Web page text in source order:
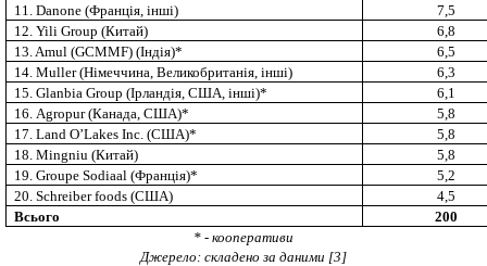
11.Danone (Франція, інші)
7,5
12. Yili Group (Китай)
6,8
13. Amul (GCMMF) (Індія)*
6,5
14.Muller(Німеччина, Великобританія, інші)
6,3
15.Glanbia Group (Ірландія, США, інші)*
6,1
16. Agropur(Канада, США)*
5,8
17. Land O’Lakes Inc. (США)*
5,8
18.Mingniu (Китай)
5,8
19.Groupe Sodiaal (Франція)*
5,2
20.Schreiber foods (США)
4,5
Всього
200
* - кооперативи
Джерело: складено за даними [3]